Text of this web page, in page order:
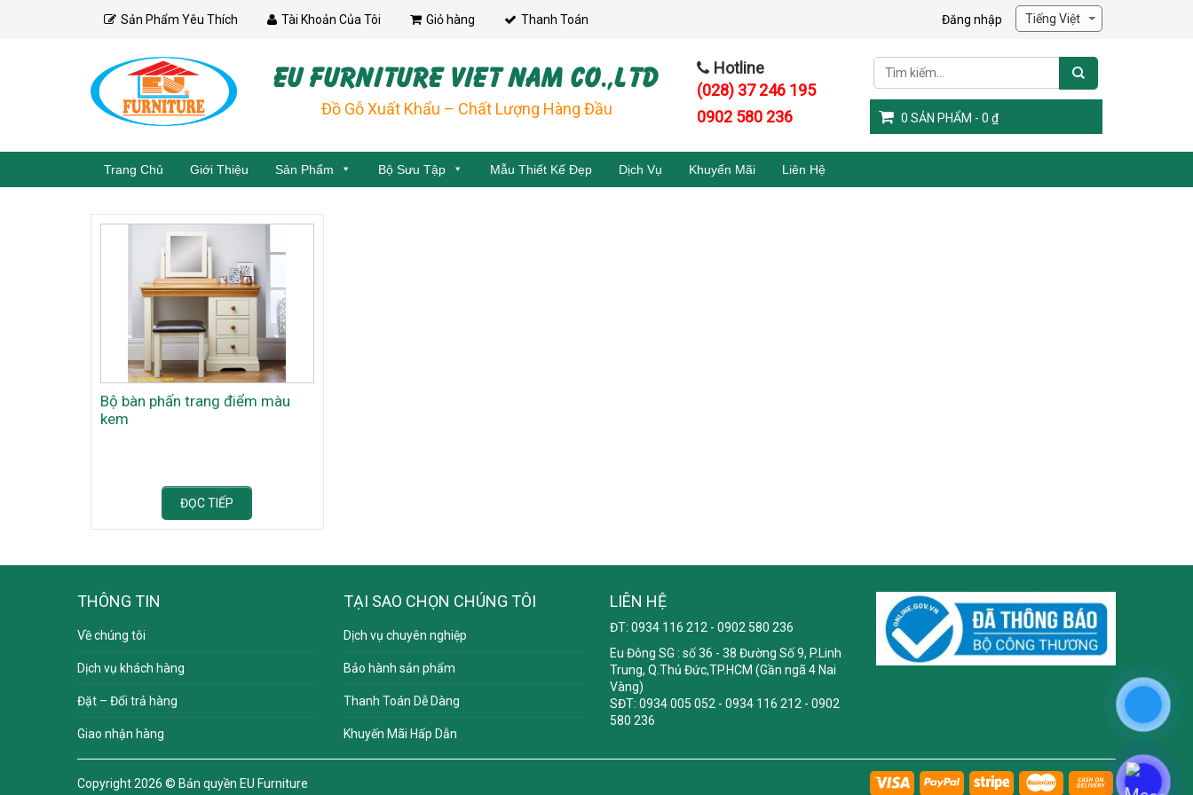
Sản Phẩm Yêu Thích Tài Khoản Của Tôi Giỏ hàng Thanh Toán Đăng nhập
EU FURNITURE VIET NAM CO.,LTD
Đồ Gỗ Xuất Khẩu – Chất Lượng Hàng Đầu
Hotline
(028) 37 246 195
0902 580 236
0 SẢN PHẨM - 0 ₫
Trang Chủ Giới Thiệu Sản Phẩm Bộ Sưu Tập Mẫu Thiết Kế Đẹp Dịch Vụ Khuyến Mãi Liên Hệ
Bộ bàn phấn trang điểm màu
kem
ĐỌC TIẾP
THÔNG TIN
Về chúng tôi
Dịch vụ khách hàng
Đặt – Đổi trả hàng
Giao nhận hàng
TẠI SAO CHỌN CHÚNG TÔI
Dịch vụ chuyên nghiệp
Bảo hành sản phẩm
Thanh Toán Dễ Dàng
Khuyến Mãi Hấp Dẫn
LIÊN HỆ
ĐT: 0934 116 212 - 0902 580 236
Eu Đông SG : số 36 - 38 Đường Số 9, P.Linh
Trung, Q.Thủ Đức,TP.HCM (Gần ngã 4 Nai
Vàng)
SĐT: 0934 005 052 - 0934 116 212 - 0902
580 236
Copyright 2026 © Bản quyền EU Furniture